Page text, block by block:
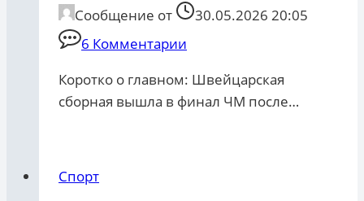
Сообщение от
30.05.2026 20:05
6 Комментарии
Коротко о главном: Швейцарская
сборная вышла в финал ЧМ после…
Спорт